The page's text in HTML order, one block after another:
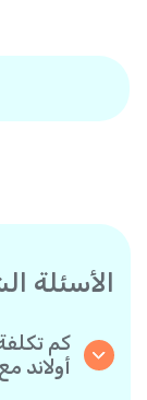
الأسئلة
كم
أولاند مع Yolla؟